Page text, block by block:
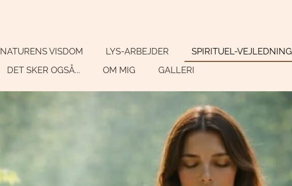
NATURENS VISDOM LYS-ARBEJDER SPIRITUEL-VEJLEDNING
DET SKER OGSÅ... OM MIG GALLERI